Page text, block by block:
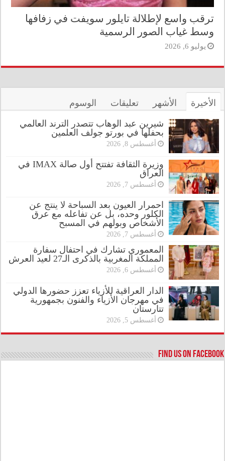
ترقب واسع لإطلالة تايلور سويفت في زفافها
وسط غياب الصور الرسمية
يوليو 6, 2026
الأخيرة الأشهر تعليقات الوسوم
شيرين عبد الوهاب تتصدر الترند العالمي
بحفلها في بورتو جولف العلمين
أغسطس 8, 2026
وزيرة الثقافة تفتتح أول صالة IMAX في
العراق
أغسطس 7, 2026
احمرار العيون بعد السباحة لا ينتج عن
الكلور وحده، بل عن تفاعله مع عرق
الأشخاص وبولهم في المسبح
أغسطس 7, 2026
المعموري تشارك في احتفال سفارة
المملكة المغربية بالذكرى الـ27 لعيد العرش
أغسطس 6, 2026
الدار العراقية للأزياء تعزز حضورها الدولي
في مهرجان الأزياء والفنون بجمهورية
تتارستان
أغسطس 5, 2026
Find us on Facebook